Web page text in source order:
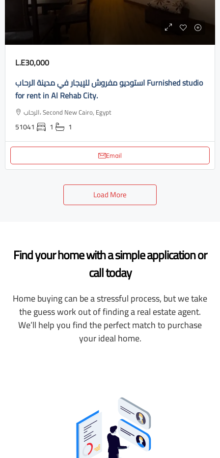
L.E30,000
استوديو مفروش للإيجار في مدينة الرحاب Furnished studio
for rent in Al Rehab City.
الرحاب، Second New Cairo, Egypt
51041 1 1
Email
Load More
Find your home with a simple application or
call today
Home buying can be a stressful process, but we take
the guess work out of finding a real estate agent.
We’ll help you find the perfect match to purchase
your ideal home.